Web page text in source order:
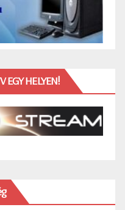
EGY HELYEN!